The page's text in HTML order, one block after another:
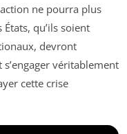
ne pourra plus
qu’ils soient
devront
s’engager véritablement
cette crise